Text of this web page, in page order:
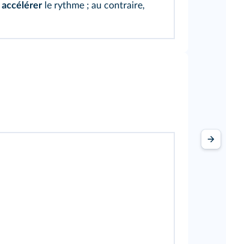
accélérer le rythme ; au contraire,